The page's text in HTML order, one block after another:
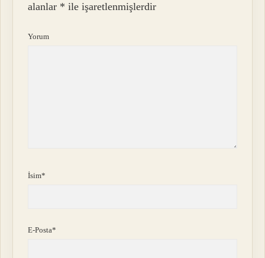
alanlar * ile işaretlenmişlerdir
Yorum
İsim*
E-Posta*